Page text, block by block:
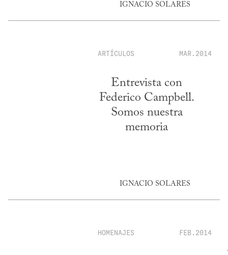
IGNACIO SOLARES
ARTÍCULOS MAR.2014
Entrevista con
Federico Campbell.
Somos nuestra
memoria
IGNACIO SOLARES
HOMENAJES FEB.2014